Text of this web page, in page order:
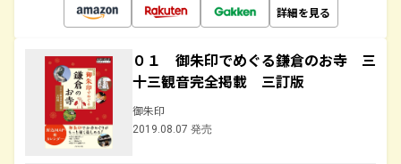
詳細を見る
０１ 御朱印でめぐる鎌倉のお寺 三
十三観音完全掲載 三訂版
御朱印
2019.08.07 発売